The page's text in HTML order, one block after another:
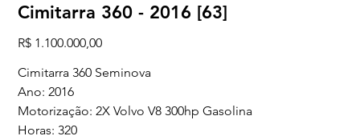
Cimitarra 360 - 2016 [63]
Preço
R$ 1.100.000,00
Cimitarra 360 Seminova
Ano: 2016
Motorização: 2X Volvo V8 300hp Gasolina
Horas: 320